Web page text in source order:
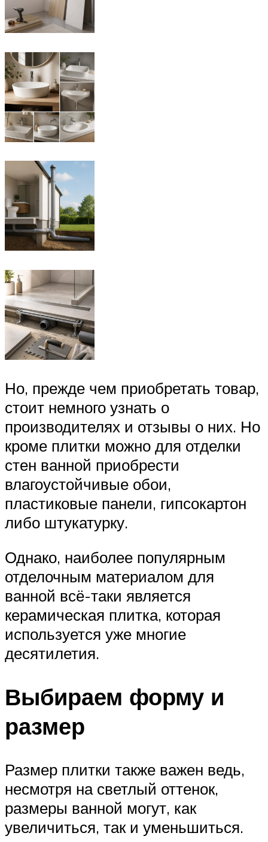
Но, прежде чем приобретать товар,
стоит немного узнать о
производителях и отзывы о них. Но
кроме плитки можно для отделки
стен ванной приобрести
влагоустойчивые обои,
пластиковые панели, гипсокартон
либо штукатурку.
Однако, наиболее популярным
отделочным материалом для
ванной всё-таки является
керамическая плитка, которая
используется уже многие
десятилетия.
Выбираем форму и
размер
Размер плитки также важен ведь,
несмотря на светлый оттенок,
размеры ванной могут, как
увеличиться, так и уменьшиться.